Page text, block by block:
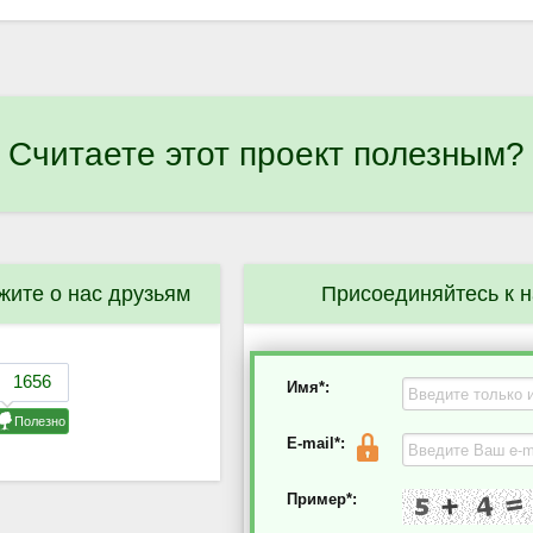
Считаете этот проект полезным?
о нас друзьям Присоединяйтесь к
Имя*:
E-mail*:
Пример*: